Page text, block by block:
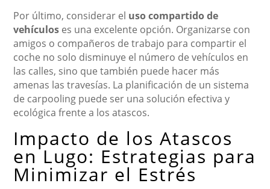
Por último, considerar el uso compartido de
vehículos es una excelente opción. Organizarse con
amigos o compañeros de trabajo para compartir el
coche no solo disminuye el número de vehículos en
las calles, sino que también puede hacer más
amenas las travesías. La planificación de un sistema
de carpooling puede ser una solución efectiva y
ecológica frente a los atascos.
Impacto de los Atascos
en Lugo: Estrategias para
Minimizar el Estrés